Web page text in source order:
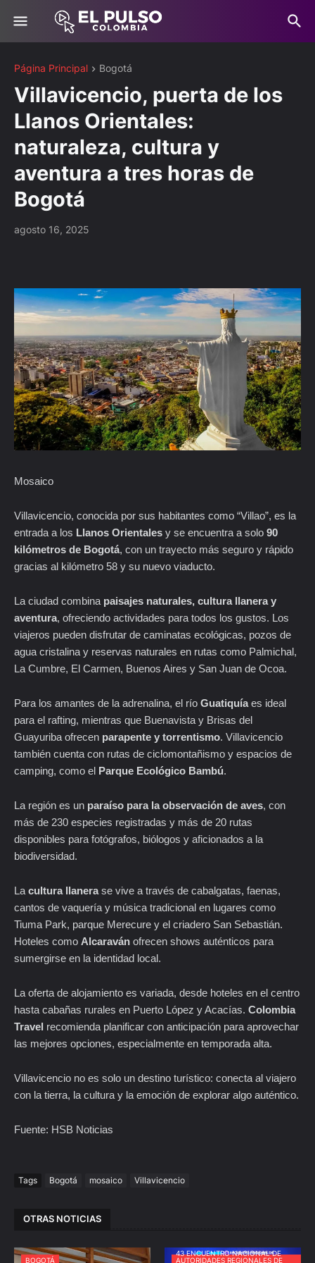
Página Principal Bogotá
Villavicencio, puerta de los
Llanos Orientales:
naturaleza, cultura y
aventura a tres horas de
Bogotá
agosto 16, 2025
Mosaico
Villavicencio, conocida por sus habitantes como “Villao”, es la
entrada a los Llanos Orientales y se encuentra a solo 90
kilómetros de Bogotá, con un trayecto más seguro y rápido
gracias al kilómetro 58 y su nuevo viaducto.
La ciudad combina paisajes naturales, cultura llanera y
aventura, ofreciendo actividades para todos los gustos. Los
viajeros pueden disfrutar de caminatas ecológicas, pozos de
agua cristalina y reservas naturales en rutas como Palmichal,
La Cumbre, El Carmen, Buenos Aires y San Juan de Ocoa.
Para los amantes de la adrenalina, el río Guatiquíaes ideal
para el rafting, mientras que Buenavista y Brisas del
Guayuriba ofrecen parapente y torrentismo. Villavicencio
también cuenta con rutas de ciclomontañismo y espacios de
camping, como el Parque Ecológico Bambú.
La región es un paraíso para la observación de aves, con
más de 230 especies registradas y más de 20 rutas
disponibles para fotógrafos, biólogos y aficionados a la
biodiversidad.
La cultura llanerase vive a través de cabalgatas, faenas,
cantos de vaquería y música tradicional en lugares como
Tiuma Park, parque Merecure y el criadero San Sebastián.
Hoteles como Alcaraván ofrecen shows auténticos para
sumergirse en la identidad local.
La oferta de alojamiento es variada, desde hoteles en el centro
hasta cabañas rurales en Puerto López y Acacías. Colombia
Travel recomienda planificar con anticipación para aprovechar
las mejores opciones, especialmente en temporada alta.
Villavicencio no es solo un destino turístico: conecta al viajero
con la tierra, la cultura y la emoción de explorar algo auténtico.
Fuente: HSB Noticias
Tags Bogotá mosaico Villavicencio
OTRAS NOTICIAS
BOGOTÁ
43 ENCUENTRO NACIONAL DE
AUTORIDADES REGIONALES DE